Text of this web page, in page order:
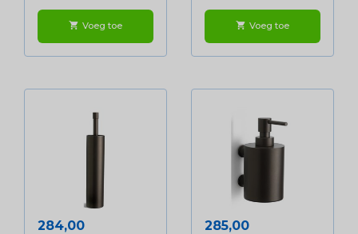
shopping_cart Voeg toe shopping_cart Voeg toe
Prijs
284,00 Prijs
285,00